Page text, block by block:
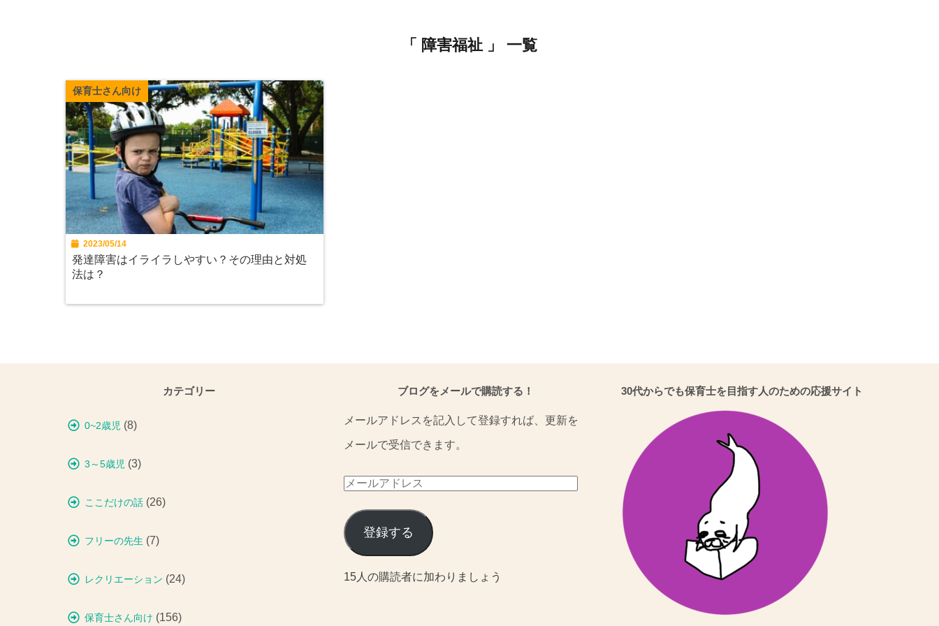
「 障害福祉 」 一覧
保育士さん向け
2023/05/14
発達障害はイライラしやすい？その理由と対処
法は？
カテゴリー
0~2歳児 (8)
3～5歳児 (3)
ここだけの話 (26)
フリーの先生 (7)
レクリエーション (24)
保育士さん向け (156)
ブログをメールで購読する！
メールアドレスを記入して登録すれば、更新を
メールで受信できます。
メ
ル
ア
ド
登録する
15人の購読者に加わりましょう
30代からでも保育士を目指す人のための応援サイト